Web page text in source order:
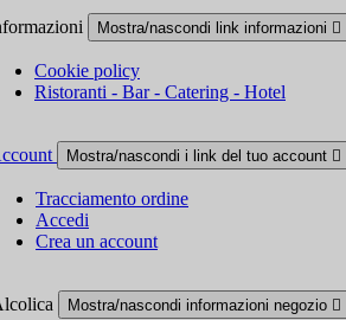
Mostra/nascondi link informazioni 
Cookie policy
Ristoranti - Bar - Catering - Hotel
Mostra/nascondi i link del tuo account 
Tracciamento ordine
Accedi
Crea un account
Mostra/nascondi informazioni negozio 